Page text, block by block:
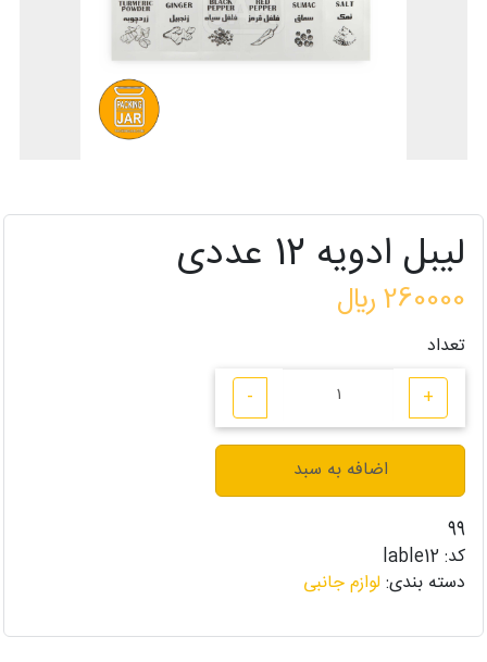
لیبل ادویه 12 عددی
260000 ﷼
تعداد
+
-
اضافه به سبد
99
کد:
دسته بندی:لوازم جانبی